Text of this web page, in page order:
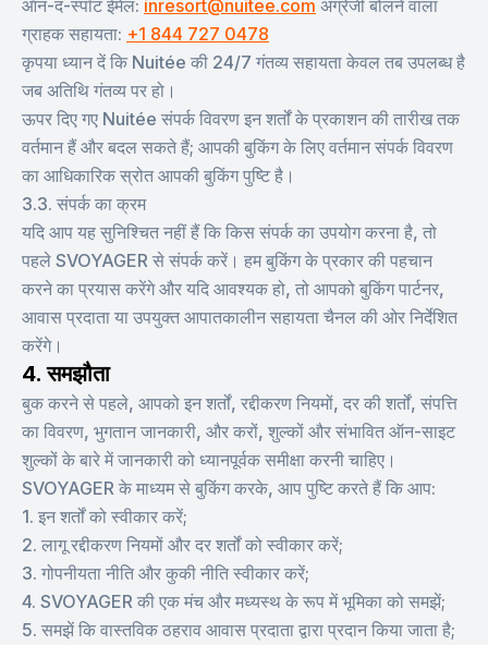
ऑन-द-स्पॉट ईमेल: inresort@nuitee.com अंग्रेजी बोलने वाला
ग्राहक सहायता: +1 844 727 0478
कृपया ध्यान दें कि Nuitée की 24/7 गंतव्य सहायता केवल तब उपलब्ध है
जब अतिथि गंतव्य पर हो।
ऊपर दिए गए Nuitée संपर्क विवरण इन शर्तों के प्रकाशन की तारीख तक
वर्तमान हैं और बदल सकते हैं; आपकी बुकिंग के लिए वर्तमान संपर्क विवरण
का आधिकारिक स्रोत आपकी बुकिंग पुष्टि है।
3.3. संपर्क का क्रम
यदि आप यह सुनिश्चित नहीं हैं कि किस संपर्क का उपयोग करना है, तो
पहले SVOYAGER से संपर्क करें। हम बुकिंग के प्रकार की पहचान
करने का प्रयास करेंगे और यदि आवश्यक हो, तो आपको बुकिंग पार्टनर,
आवास प्रदाता या उपयुक्त आपातकालीन सहायता चैनल की ओर निर्देशित
करेंगे।
4. समझौता
बुक करने से पहले, आपको इन शर्तों, रद्दीकरण नियमों, दर की शर्तों, संपत्ति
का विवरण, भुगतान जानकारी, और करों, शुल्कों और संभावित ऑन-साइट
शुल्कों के बारे में जानकारी को ध्यानपूर्वक समीक्षा करनी चाहिए।
SVOYAGER के माध्यम से बुकिंग करके, आप पुष्टि करते हैं कि आप:
1. इन शर्तों को स्वीकार करें;
2. लागू रद्दीकरण नियमों और दर शर्तों को स्वीकार करें;
3. गोपनीयता नीति और कुकी नीति स्वीकार करें;
4. SVOYAGER की एक मंच और मध्यस्थ के रूप में भूमिका को समझें;
5. समझें कि वास्तविक ठहराव आवास प्रदाता द्वारा प्रदान किया जाता है;